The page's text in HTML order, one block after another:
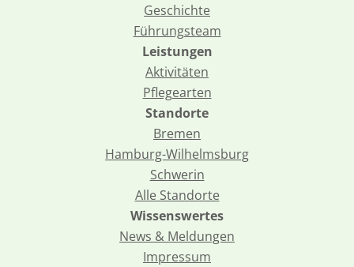
Geschichte
Führungsteam
Leistungen
Aktivitäten
Pflegearten
Standorte
Bremen
Hamburg-Wilhelmsburg
Schwerin
Alle Standorte
Wissenswertes
News & Meldungen
Impressum